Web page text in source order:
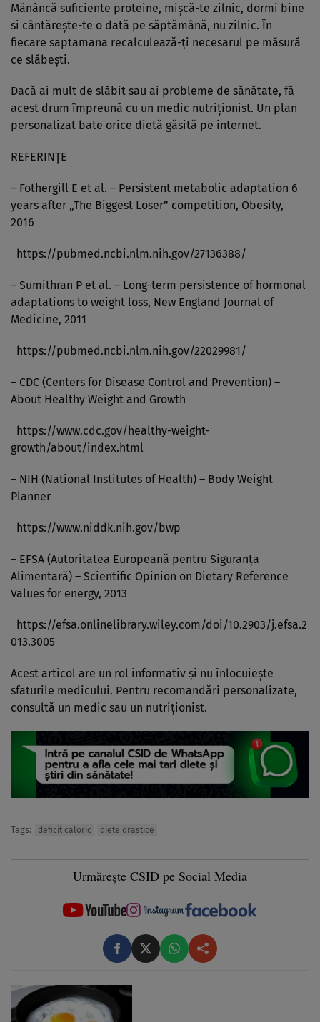
Mănâncă suficiente proteine, mișcă-te zilnic, dormi bine
si cântărește-te o dată pe săptămână, nu zilnic. În
fiecare saptamana recalculează-ți necesarul pe măsură
ce slăbești.
Dacă ai mult de slăbit sau ai probleme de sănătate, fă
acest drum împreună cu un medic nutriționist. Un plan
personalizat bate orice dietă găsită pe internet.
REFERINȚE
– Fothergill E et al. – Persistent metabolic adaptation 6
years after „The Biggest Loser” competition, Obesity,
2016
https://pubmed.ncbi.nlm.nih.gov/27136388/
– Sumithran P et al. – Long-term persistence of hormonal
adaptations to weight loss, New England Journal of
Medicine, 2011
https://pubmed.ncbi.nlm.nih.gov/22029981/
– CDC (Centers for Disease Control and Prevention) –
About Healthy Weight and Growth
https://www.cdc.gov/healthy-weight-
growth/about/index.html
– NIH (National Institutes of Health) – Body Weight
Planner
https://www.niddk.nih.gov/bwp
– EFSA (Autoritatea Europeană pentru Siguranța
Alimentară) – Scientific Opinion on Dietary Reference
Values for energy, 2013
https://efsa.onlinelibrary.wiley.com/doi/10.2903/j.efsa.2
013.3005
Acest articol are un rol informativ și nu înlocuiește
sfaturile medicului. Pentru recomandări personalizate,
consultă un medic sau un nutriționist.
Tags: deficit caloric diete drastice
Urmărește CSID pe Social Media